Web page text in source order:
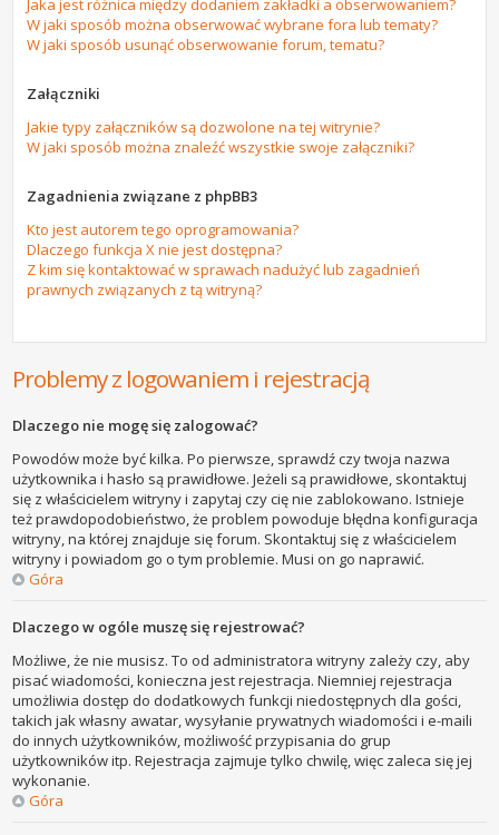
Jaka jest różnica między dodaniem zakładki a obserwowaniem?
W jaki sposób można obserwować wybrane fora lub tematy?
W jaki sposób usunąć obserwowanie forum, tematu?
Załączniki
Jakie typy załączników są dozwolone na tej witrynie?
W jaki sposób można znaleźć wszystkie swoje załączniki?
Zagadnienia związane z phpBB3
Kto jest autorem tego oprogramowania?
Dlaczego funkcja X nie jest dostępna?
Z kim się kontaktować w sprawach nadużyć lub zagadnień
prawnych związanych z tą witryną?
Problemy z logowaniem i rejestracją
Dlaczego nie mogę się zalogować?
Powodów może być kilka. Po pierwsze, sprawdź czy twoja nazwa
użytkownika i hasło są prawidłowe. Jeżeli są prawidłowe, skontaktuj
się z właścicielem witryny i zapytaj czy cię nie zablokowano. Istnieje
też prawdopodobieństwo, że problem powoduje błędna konfiguracja
witryny, na której znajduje się forum. Skontaktuj się z właścicielem
witryny i powiadom go o tym problemie. Musi on go naprawić.
Góra
Dlaczego w ogóle muszę się rejestrować?
Możliwe, że nie musisz. To od administratora witryny zależy czy, aby
pisać wiadomości, konieczna jest rejestracja. Niemniej rejestracja
umożliwia dostęp do dodatkowych funkcji niedostępnych dla gości,
takich jak własny awatar, wysyłanie prywatnych wiadomości i e-maili
do innych użytkowników, możliwość przypisania do grup
użytkowników itp. Rejestracja zajmuje tylko chwilę, więc zaleca się jej
wykonanie.
Góra